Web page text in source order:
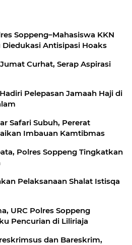
Soppeng–Mahasiswa KKN
Antisipasi Hoaks
Curhat, Serap Aspirasi
Pelepasan Jamaah Haji di
Safari Subuh, Pererat
Imbauan Kamtibmas
Polres Soppeng Tingkatkan
Pelaksanaan Shalat Istisqa
URC Polres Soppeng
Pencurian di Liliriaja
dan Bareskrim,